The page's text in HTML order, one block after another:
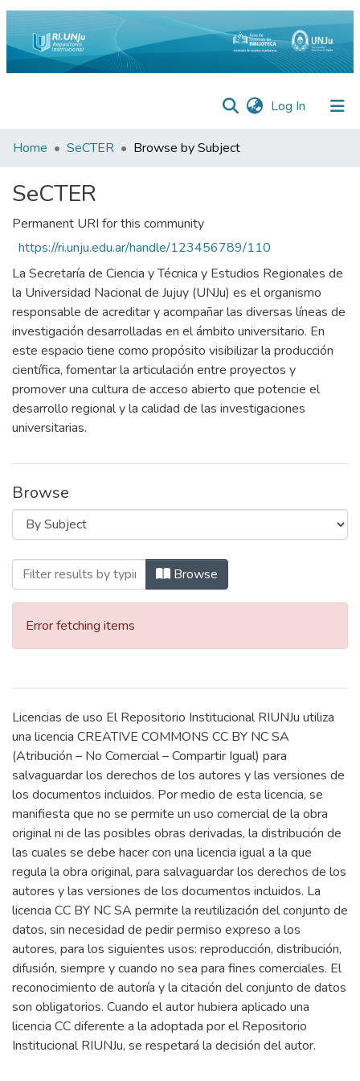
Log In (current)
Inicio
Frecuentes
Equipo
Contáctenos
Home SeCTER Browse by Subject
SeCTER
Permanent URI for this community
https://ri.unju.edu.ar/handle/123456789/110
La Secretaría de Ciencia y Técnica y Estudios Regionales de
la Universidad Nacional de Jujuy (UNJu) es el organismo
responsable de acreditar y acompañar las diversas líneas de
investigación desarrolladas en el ámbito universitario. En
este espacio tiene como propósito visibilizar la producción
científica, fomentar la articulación entre proyectos y
promover una cultura de acceso abierto que potencie el
desarrollo regional y la calidad de las investigaciones
universitarias.
Browse
Browsing SeCTER by Subject
Browse
Error fetching items
Licencias de uso El Repositorio Institucional RIUNJu utiliza
una licencia CREATIVE COMMONS CC BY NC SA
(Atribución – No Comercial – Compartir Igual) para
salvaguardar los derechos de los autores y las versiones de
los documentos incluidos. Por medio de esta licencia, se
manifiesta que no se permite un uso comercial de la obra
original ni de las posibles obras derivadas, la distribución de
las cuales se debe hacer con una licencia igual a la que
regula la obra original, para salvaguardar los derechos de los
autores y las versiones de los documentos incluidos. La
licencia CC BY NC SA permite la reutilización del conjunto de
datos, sin necesidad de pedir permiso expreso a los
autores, para los siguientes usos: reproducción, distribución,
difusión, siempre y cuando no sea para fines comerciales. El
reconocimiento de autoría y la citación del conjunto de datos
son obligatorios. Cuando el autor hubiera aplicado una
licencia CC diferente a la adoptada por el Repositorio
Institucional RIUNJu, se respetará la decisión del autor.